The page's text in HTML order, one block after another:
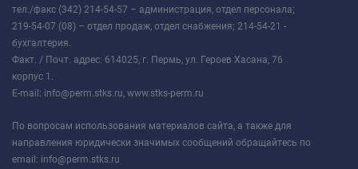
тел./факс (342) 214-54-57 – администрация, отдел персонала;
219-54-07 (08) – отдел продаж, отдел снабжения; 214-54-21 -
бухгалтерия.
Факт. / Почт. адрес: 614025, г. Пермь, ул. Героев Хасана, 76
корпус 1.
E-mail: info@perm.stks.ru, www.stks-perm.ru
По вопросам использования материалов сайта, а также для
направления юридически значимых сообщений обращайтесь по
email: info@perm.stks.ru